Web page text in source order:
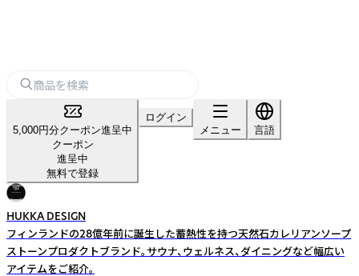
5,000円分クーポン進呈中
クーポン
進呈中
無料で登録
ログイン
メニュー
言語
HUKKA DESIGN
フィンランドの28億年前に誕生した蓄熱性を持つ天然石カレリアンソープ
ストーンプロダクトブランド。サウナ、ウェルネス、ダイニングなど幅広い
アイテムをご紹介。